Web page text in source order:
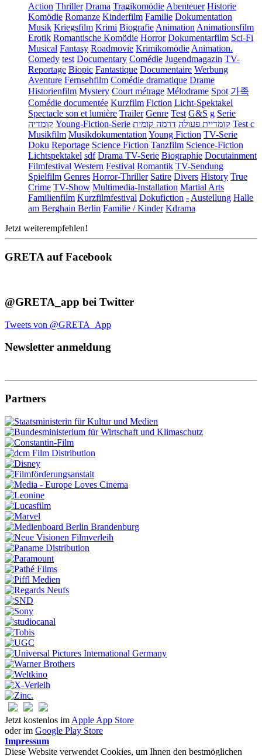
Action Thriller Drama Tragikomödie Abenteuer Historie
Komödie Romanze Kinderfilm Familie Dokumentation
Musik Kriegsfilm Krimi Biografie Animation Animationsfilm
Erotik Romantische Komödie Horror Dokumentarfilm Sci-Fi
Musical Fantasy Roadmovie Krimikomödie Animation.
Comedy test Documentary Comédie Jugendmagazin TV-
Reportage Biopic Fantastique Documentaire Werbung
Aventure Fernsehfilm Comédie dramatique Drame
Historienfilm Mystery Court métrage Mélodrame Spot 가족
Comédie documentée Kurzfilm Fiction Licht-Spektakel
Spectacle son et lumière Trailer Genre Test G&S g Serie
קומדיה Young-Fiction-Serie קומדיית פעולה דרמה קומית
Test c
Musikfilm Musikdokumentation Young Fiction TV-Serie
Doku Reportage Science Fiction Tanzfilm Science-Fiction
Lichtspektakel sdf Drama TV-Serie Biographie Docutainment
Filmfestival Western Festival Romantik TV-Sendung
Spielfilm Genres Horror-Thriller Satire Divers History True
Crime TV-Show Multimedia-Installation Martial Arts
Familienfilm Kurzfilmfestival Dokufiction - Austellung Halle
am Berghain Berlin Familie / Kinder Kdrama
Jetzt weiterempfehlen!
GRETA auf Facebook
@GRETA_app bei Twitter
Tweets von @GRETA_App
Newsletter anmeldung
Partners
Jetzt kostenlos im Apple App Store
oder im Google Play Store
Impressum
Diese Website verwendet Cookies, um Ihnen den bestmöglichen